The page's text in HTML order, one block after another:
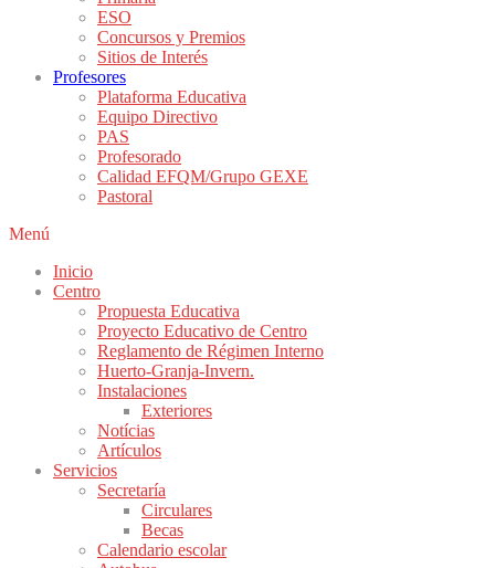
ESO
Concursos y Premios
Sitios de Interés
Profesores
Plataforma Educativa
Equipo Directivo
PAS
Profesorado
Calidad EFQM/Grupo GEXE
Pastoral
Menú
Inicio
Centro
Propuesta Educativa
Proyecto Educativo de Centro
Reglamento de Régimen Interno
Huerto-Granja-Invern.
Instalaciones
Exteriores
Notícias
Artículos
Servicios
Secretaría
Circulares
Becas
Calendario escolar